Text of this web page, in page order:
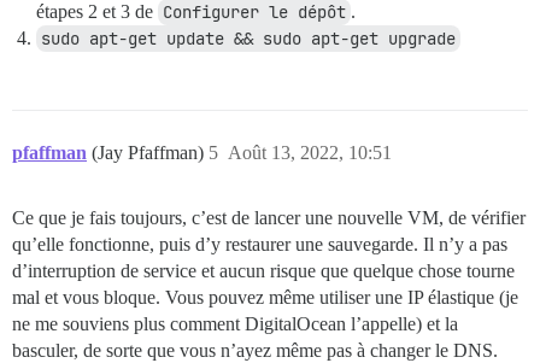
étapes 2 et 3 de Configurer le dépôt .
sudo apt-get update && sudo apt-get upgrade
pfaffman (Jay Pfaffman) Août 13, 2022, 10:51
5
Ce que je fais toujours, c’est de lancer une nouvelle VM, de vérifier
qu’elle fonctionne, puis d’y restaurer une sauvegarde. Il n’y a pas
d’interruption de service et aucun risque que quelque chose tourne
mal et vous bloque. Vous pouvez même utiliser une IP élastique (je
ne me souviens plus comment DigitalOcean l’appelle) et la
basculer, de sorte que vous n’ayez même pas à changer le DNS.